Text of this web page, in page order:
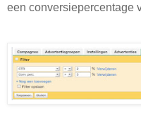
een conversiepercentage